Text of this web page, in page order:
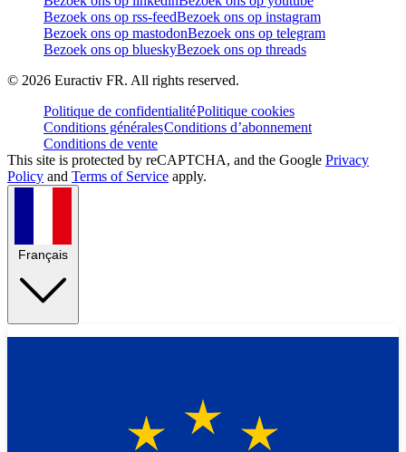
Bezoek ons op rss-feedBezoek ons op instagram
Bezoek ons op mastodonBezoek ons op telegram
Bezoek ons op blueskyBezoek ons op threads
© 2026 Euractiv FR. All rights reserved.
Politique de confidentialitéPolitique cookies
Conditions généralesConditions d’abonnement
Conditions de vente
This site is protected by reCAPTCHA, and the Google Privacy
Policy and Terms of Service apply.
Français